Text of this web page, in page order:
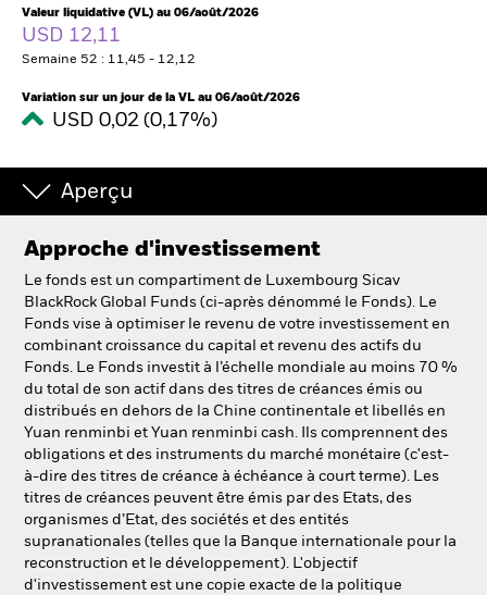
ETFs & Fonds indiciels
Documents
Change location
FR
BlackRock
iShares
Aladdin
Notre société
Valeur liquidative (VL) au 06/août/2026
USD 12,11
Semaine 52 : 11,45 - 12,12
Variation sur un jour de la VL au 06/août/2026
USD 0,02 (0,17%)
Aperçu
Approche d'investissement
Le fonds est un compartiment de Luxembourg Sicav
BlackRock Global Funds (ci-après dénommé le Fonds). Le
Fonds vise à optimiser le revenu de votre investissement en
combinant croissance du capital et revenu des actifs du
Fonds. Le Fonds investit à l’échelle mondiale au moins 70 %
du total de son actif dans des titres de créances émis ou
distribués en dehors de la Chine continentale et libellés en
Yuan renminbi et Yuan renminbi cash. Ils comprennent des
obligations et des instruments du marché monétaire (c'est-
à-dire des titres de créance à échéance à court terme). Les
titres de créances peuvent être émis par des Etats, des
organismes d’Etat, des sociétés et des entités
supranationales (telles que la Banque internationale pour la
reconstruction et le développement). L'objectif
d'investissement est une copie exacte de la politique